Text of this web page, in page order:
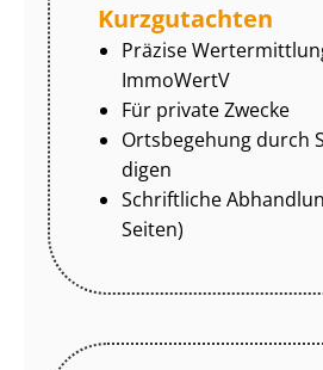
Kurzgutachten
Präzise
ImmoWertV
Für private Zwecke
Ortsbegehung durch
di­gen
Schriftliche
Seiten)